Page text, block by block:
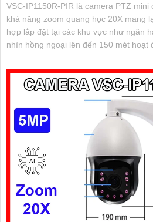
VSC-IP1150R-PIR là camera PTZ mini
khả năng zoom quang học 20X mang
hợp lắp đặt tại các khu vực như ngân hàng,
nhìn hồng ngoại lên đến 150 mét hoạt